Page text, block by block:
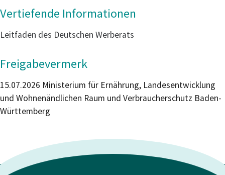
Vertiefende Informationen
Leitfaden des Deutschen Werberats
Freigabevermerk
15.07.2026 Ministerium für Ernährung, Landesentwicklung
und Wohnenändlichen Raum und Verbraucherschutz Baden-
Württemberg